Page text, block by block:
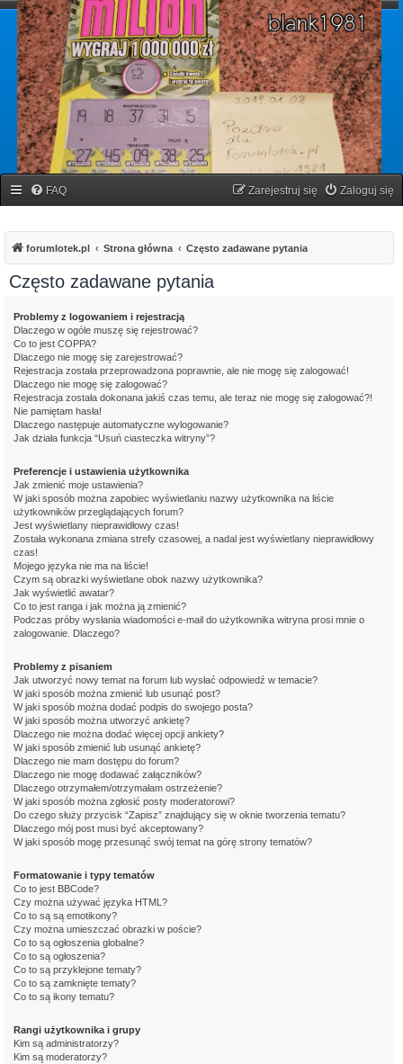
forumlotek.pl
Forum gier liczbowych
FAQ Zaloguj się
Zarejestruj się
forumlotek.pl Strona główna Często zadawane pytania
Często zadawane pytania
Problemy z logowaniem i rejestracją
Dlaczego w ogóle muszę się rejestrować?
Co to jest COPPA?
Dlaczego nie mogę się zarejestrować?
Rejestracja została przeprowadzona poprawnie, ale nie mogę się zalogować!
Dlaczego nie mogę się zalogować?
Rejestracja została dokonana jakiś czas temu, ale teraz nie mogę się zalogować?!
Nie pamiętam hasła!
Dlaczego następuje automatyczne wylogowanie?
Jak działa funkcja “Usuń ciasteczka witryny”?
Preferencje i ustawienia użytkownika
Jak zmienić moje ustawienia?
W jaki sposób można zapobiec wyświetlaniu nazwy użytkownika na liście
użytkowników przeglądających forum?
Jest wyświetlany nieprawidłowy czas!
Została wykonana zmiana strefy czasowej, a nadal jest wyświetlany nieprawidłowy
czas!
Mojego języka nie ma na liście!
Czym są obrazki wyświetlane obok nazwy użytkownika?
Jak wyświetlić awatar?
Co to jest ranga i jak można ją zmienić?
Podczas próby wysłania wiadomości e-mail do użytkownika witryna prosi mnie o
zalogowanie. Dlaczego?
Problemy z pisaniem
Jak utworzyć nowy temat na forum lub wysłać odpowiedź w temacie?
W jaki sposób można zmienić lub usunąć post?
W jaki sposób można dodać podpis do swojego posta?
W jaki sposób można utworzyć ankietę?
Dlaczego nie można dodać więcej opcji ankiety?
W jaki sposób zmienić lub usunąć ankietę?
Dlaczego nie mam dostępu do forum?
Dlaczego nie mogę dodawać załączników?
Dlaczego otrzymałem/otrzymałam ostrzeżenie?
W jaki sposób można zgłosić posty moderatorowi?
Do czego służy przycisk “Zapisz” znajdujący się w oknie tworzenia tematu?
Dlaczego mój post musi być akceptowany?
W jaki sposób mogę przesunąć swój temat na górę strony tematów?
Formatowanie i typy tematów
Co to jest BBCode?
Czy można używać języka HTML?
Co to są są emotikony?
Czy można umieszczać obrazki w poście?
Co to są ogłoszenia globalne?
Co to są ogłoszenia?
Co to są przyklejone tematy?
Co to są zamknięte tematy?
Co to są ikony tematu?
Rangi użytkownika i grupy
Kim są administratorzy?
Kim są moderatorzy?